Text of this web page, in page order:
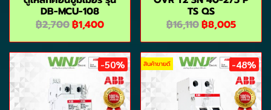
DB-MCU-108
฿2,700฿1,400
TS QS
฿16,110฿8,005
-50% สินค้าขายดี -48%